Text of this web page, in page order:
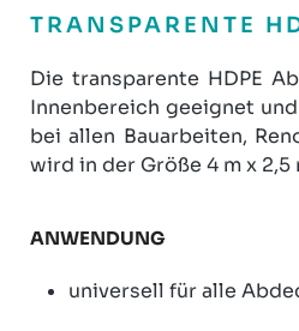
TRANSPARENTE
Die transparente HDPE
Innenbereich geeignet
bei allen Bauarbeiten,
wird in der Größe 4 m x
ANWENDUNG
universell für alle